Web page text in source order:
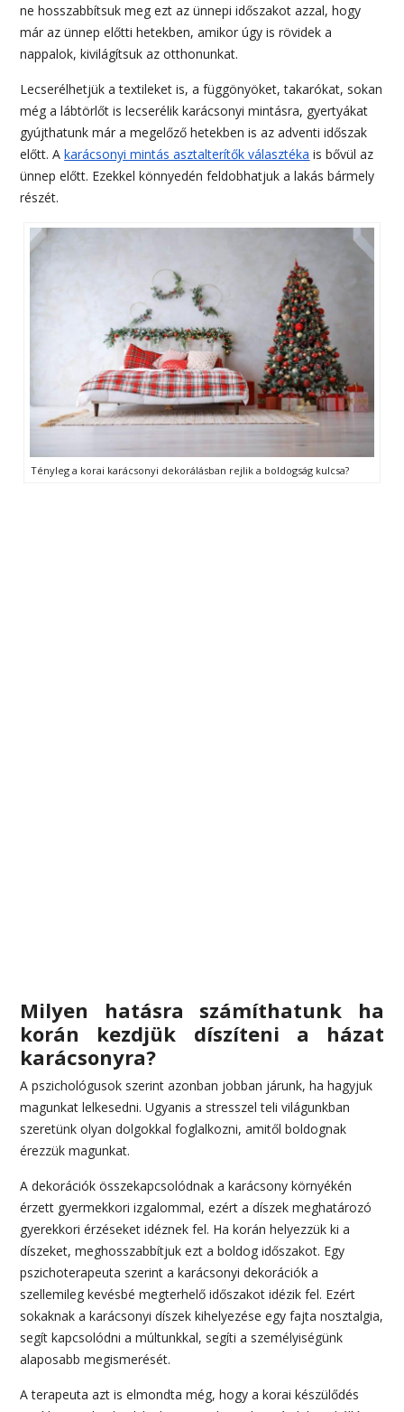
ne hosszabbítsuk meg ezt az ünnepi időszakot azzal, hogy
már az ünnep előtti hetekben, amikor úgy is rövidek a
nappalok, kivilágítsuk az otthonunkat.
Lecserélhetjük a textileket is, a függönyöket, takarókat, sokan
még a lábtörlőt is lecserélik karácsonyi mintásra, gyertyákat
gyújthatunk már a megelőző hetekben is az adventi időszak
előtt. A karácsonyi mintás asztalterítők választéka is bővül az
ünnep előtt. Ezekkel könnyedén feldobhatjuk a lakás bármely
részét.
Tényleg a korai karácsonyi dekorálásban rejlik a boldogság kulcsa?
Milyen hatásra számíthatunk ha
korán kezdjük díszíteni a házat
karácsonyra?
A pszichológusok szerint azonban jobban járunk, ha hagyjuk
magunkat lelkesedni. Ugyanis a stresszel teli világunkban
szeretünk olyan dolgokkal foglalkozni, amitől boldognak
érezzük magunkat.
A dekorációk összekapcsolódnak a karácsony környékén
érzett gyermekkori izgalommal, ezért a díszek meghatározó
gyerekkori érzéseket idéznek fel. Ha korán helyezzük ki a
díszeket, meghosszabbítjuk ezt a boldog időszakot. Egy
pszichoterapeuta szerint a karácsonyi dekorációk a
szellemileg kevésbé megterhelő időszakot idézik fel. Ezért
sokaknak a karácsonyi díszek kihelyezése egy fajta nosztalgia,
segít kapcsolódni a múltunkkal, segíti a személyiségünk
alaposabb megismerését.
A terapeuta azt is elmondta még, hogy a korai készülődés